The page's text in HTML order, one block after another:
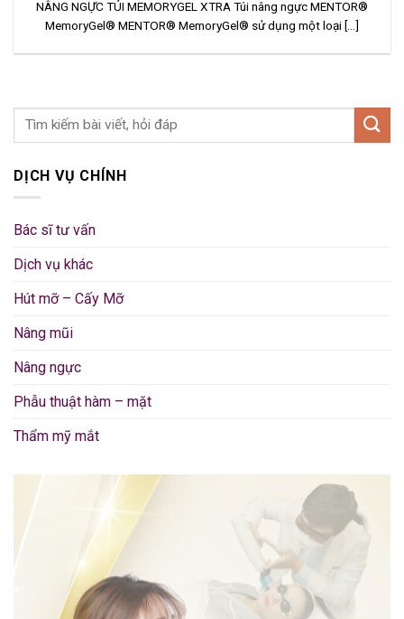
NÂNG NGỰC TÚI MEMORYGEL XTRA Túi nâng ngực MENTOR®
MemoryGel® MENTOR® MemoryGel® sử dụng một loại [...]
DỊCH VỤ CHÍNH
Bác sĩ tư vấn
Dịch vụ khác
Hút mỡ – Cấy Mỡ
Nâng mũi
Nâng ngực
Phẫu thuật hàm – mặt
Thẩm mỹ mắt